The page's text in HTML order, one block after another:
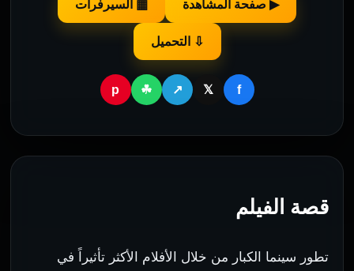
▶ صفحة المشاهدة ▦ السيرفرات
⇩ التحميل
f
𝕏
↗
☘
p
قصة الفيلم
تطور سينما الكبار من خلال الأفلام الأكثر تأثيراً في